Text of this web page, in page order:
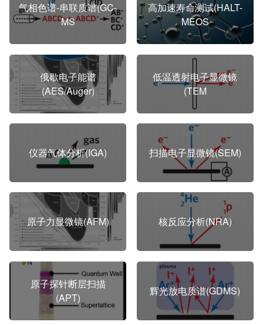
气相色谱-串联质谱(GC-
MS
高加速寿命测试(HALT-
MEOS
俄歇电子能谱
(AES/Auger)
低温透射电子显微镜
(TEM
仪器气体分析(IGA) 扫描电子显微镜(SEM)
原子力显微镜(AFM) 核反应分析(NRA)
原子探针断层扫描
(APT)
辉光放电质谱(GDMS)